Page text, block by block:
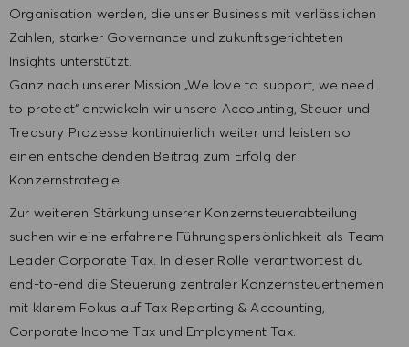
Organisation werden, die unser Business mit verlässlichen
Zahlen, starker Governance und zukunftsgerichteten
Insights unterstützt.
Ganz nach unserer Mission „We love to support, we need
to protect“ entwickeln wir unsere Accounting, Steuer und
Treasury Prozesse kontinuierlich weiter und leisten so
einen entscheidenden Beitrag zum Erfolg der
Konzernstrategie.
Zur weiteren Stärkung unserer Konzernsteuerabteilung
suchen wir eine erfahrene Führungspersönlichkeit als Team
Leader Corporate Tax. In dieser Rolle verantwortest du
end-to-end die Steuerung zentraler Konzernsteuerthemen
mit klarem Fokus auf Tax Reporting & Accounting,
Corporate Income Tax und Employment Tax.